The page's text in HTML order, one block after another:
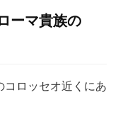
ーマ貴族の
コロッセオ近くにあ